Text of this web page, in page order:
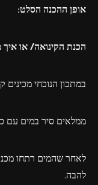
אופן ההכנה הסלט:
הכנת הקינואה/ או איך
במתכון הנוכחי
ממלאים סיר במים עם
לאחר שהמים רתחו
להבה.